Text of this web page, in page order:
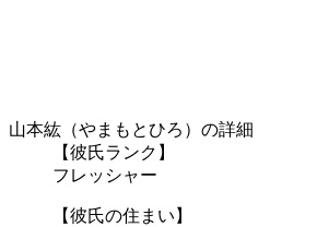
山本紘（やまもとひろ）の詳細
【彼氏ランク】
フレッシャー
【彼氏の住まい】